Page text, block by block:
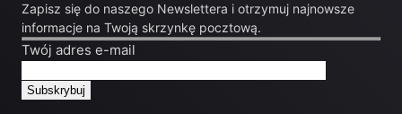
Zapisz się do naszego Newslettera i otrzymuj najnowsze
informacje na Twoją skrzynkę pocztową.
Twój adres e-mail